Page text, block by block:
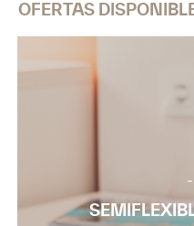
OFERTAS